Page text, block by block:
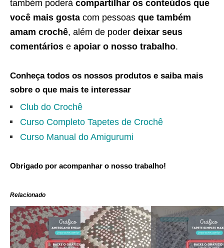
também poderá compartilhar os conteúdos que
você mais gosta com pessoas que também
amam crochê, além de poder deixar seus
comentários e apoiar o nosso trabalho.
Conheça todos os nossos produtos e saiba mais
sobre o que mais te interessar
Club do Crochê
Curso Completo Tapetes de Crochê
Curso Manual do Amigurumi
Obrigado por acompanhar o nosso trabalho!
Relacionado